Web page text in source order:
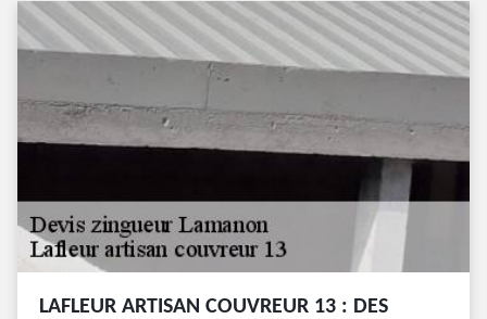
LAFLEUR ARTISAN COUVREUR 13 : DES